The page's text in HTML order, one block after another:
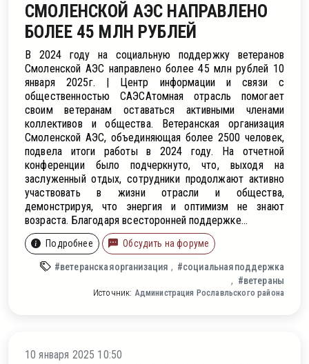
СМОЛЕНСКОЙ АЭС НАПРАВЛЕНО
БОЛЕЕ 45 МЛН РУБЛЕЙ
В 2024 году на социальную поддержку ветеранов
Смоленской АЭС направлено более 45 млн рублей 10
января 2025г. | Центр информации и связи с
общественностью САЭСАтомная отрасль помогает
своим ветеранам оставаться активными членами
коллективов и общества. Ветеранская организация
Смоленской АЭС, объединяющая более 2500 человек,
подвела итоги работы в 2024 году. На отчетной
конференции было подчеркнуто, что, выходя на
заслуженный отдых, сотрудники продолжают активно
участвовать в жизни отрасли и общества,
демонстрируя, что энергия и оптимизм не знают
возраста. Благодаря всесторонней поддержке...
Подробнее Обсудить на форуме
#ветеранскаяорганизация
#социальнаяподдержка
#ветераны
Источник: Администрация Рославльского района
10 января 2025 10:50